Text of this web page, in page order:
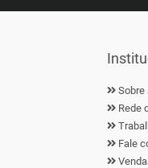
Sobre
Rede
Fale